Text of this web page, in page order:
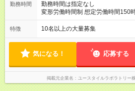
勤務時間
勤務時間は指定なし
変形労働時間制 想定労働時間150時間/月 【日勤】 7：
00の間で7.5時間勤務／休憩1時間 【夜勤】 17：00～翌10：00
の15時間勤務／休憩２時間 ※勤務時間は各施設のシフトによる
間程度）
特徴 10名以上の大量募集
気になる！ 応募する
掲載元企業名 ユースタイルラボラトリー